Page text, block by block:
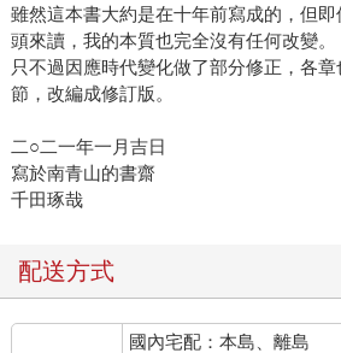
雖然這本書大約是在十年前寫成的，但
頭來讀，我的本質也完全沒有任何改變。
只不過因應時代變化做了部分修正，各
節，改編成修訂版。
二○二一年一月吉日
寫於南青山的書齋
千田琢哉
配送方式
國內宅配：本島、離島